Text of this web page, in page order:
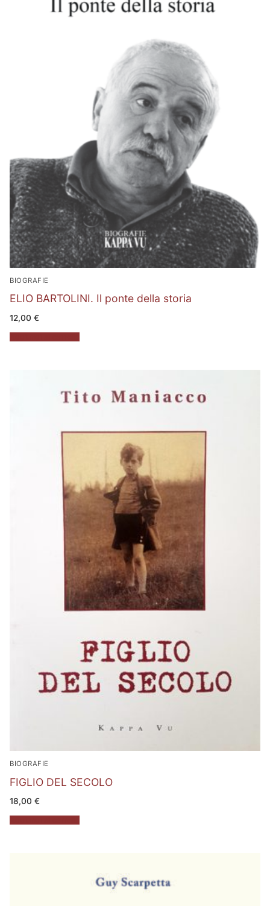
BIOGRAFIE
ELIO BARTOLINI. Il ponte della storia
12,00 €
BIOGRAFIE
FIGLIO DEL SECOLO
18,00 €